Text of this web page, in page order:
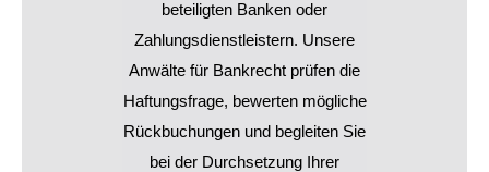
beteiligten Banken oder
Zahlungsdienstleistern. Unsere
Anwälte für Bankrecht prüfen die
Haftungsfrage, bewerten mögliche
Rückbuchungen und begleiten Sie
bei der Durchsetzung Ihrer